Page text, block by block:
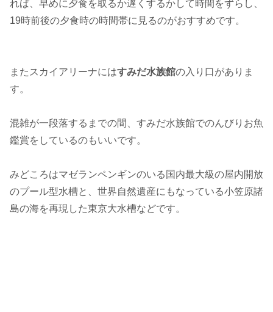
れば、早めに夕食を取るか遅くするかして時間をずらし、
19時前後の夕食時の時間帯に見るのがおすすめです。
またスカイアリーナにはすみだ水族館の入り口がありま
す。
混雑が一段落するまでの間、すみだ水族館でのんびりお魚
鑑賞をしているのもいいです。
みどころはマゼランペンギンのいる国内最大級の屋内開放
のプール型水槽と、世界自然遺産にもなっている小笠原諸
島の海を再現した東京大水槽などです。